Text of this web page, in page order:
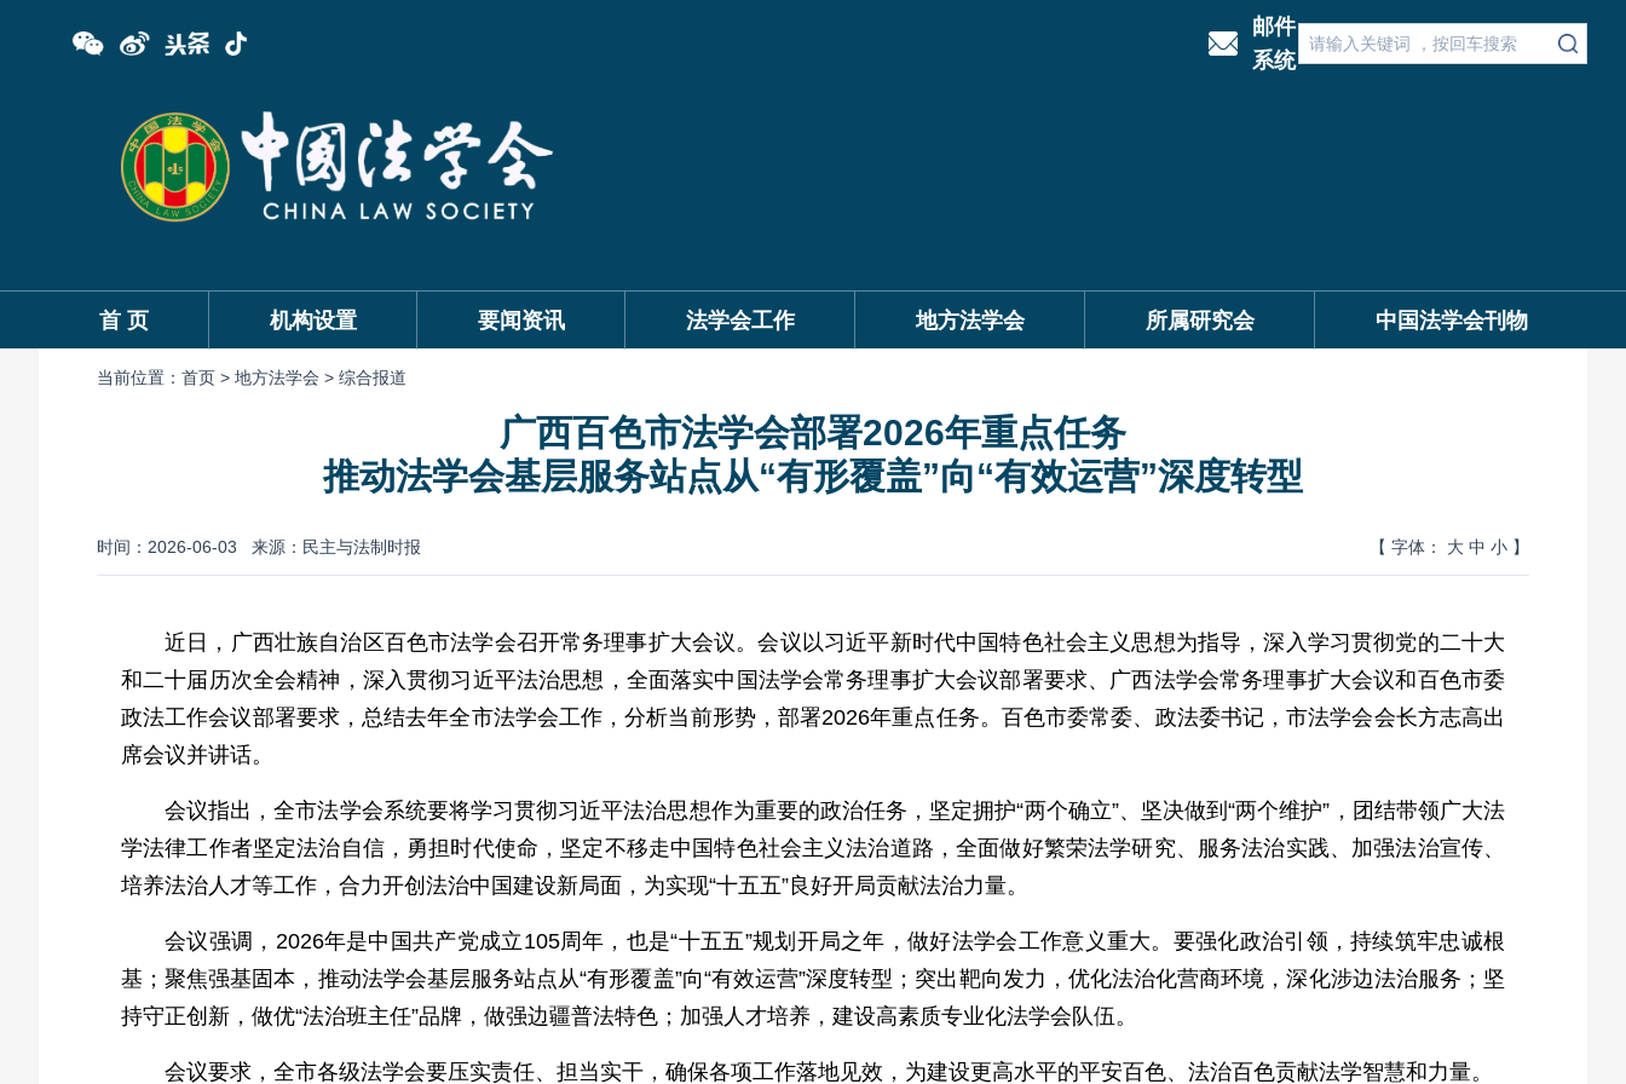
邮件
系统
首 页 机构设置 要闻资讯 法学会工作 地方法学会 所属研究会 中国法学会刊物
当前位置： 首页 > 地方法学会 > 综合报道
广西百色市法学会部署2026年重点任务
推动法学会基层服务站点从“有形覆盖”向“有效运营”深度转型
时间：2026-06-03 来源：民主与法制时报 【 字体： 大 中 小 】
近日，广西壮族自治区百色市法学会召开常务理事扩大会议。会议以习近平新时代中国特色社会主义思想为指导，深入学习贯彻党的二十大
和二十届历次全会精神，深入贯彻习近平法治思想，全面落实中国法学会常务理事扩大会议部署要求、广西法学会常务理事扩大会议和百色市委
政法工作会议部署要求，总结去年全市法学会工作，分析当前形势，部署2026年重点任务。百色市委常委、政法委书记，市法学会会长方志高出
席会议并讲话。
会议指出，全市法学会系统要将学习贯彻习近平法治思想作为重要的政治任务，坚定拥护“两个确立”、坚决做到“两个维护”，团结带领广大法
学法律工作者坚定法治自信，勇担时代使命，坚定不移走中国特色社会主义法治道路，全面做好繁荣法学研究、服务法治实践、加强法治宣传、
培养法治人才等工作，合力开创法治中国建设新局面，为实现“十五五”良好开局贡献法治力量。
会议强调，2026年是中国共产党成立105周年，也是“十五五”规划开局之年，做好法学会工作意义重大。要强化政治引领，持续筑牢忠诚根
基；聚焦强基固本，推动法学会基层服务站点从“有形覆盖”向“有效运营”深度转型；突出靶向发力，优化法治化营商环境，深化涉边法治服务；坚
持守正创新，做优“法治班主任”品牌，做强边疆普法特色；加强人才培养，建设高素质专业化法学会队伍。
会议要求，全市各级法学会要压实责任、担当实干，确保各项工作落地见效，为建设更高水平的平安百色、法治百色贡献法学智慧和力量。